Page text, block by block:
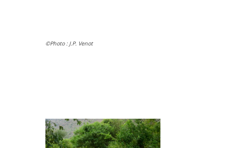
©Photo : J.P. Venot